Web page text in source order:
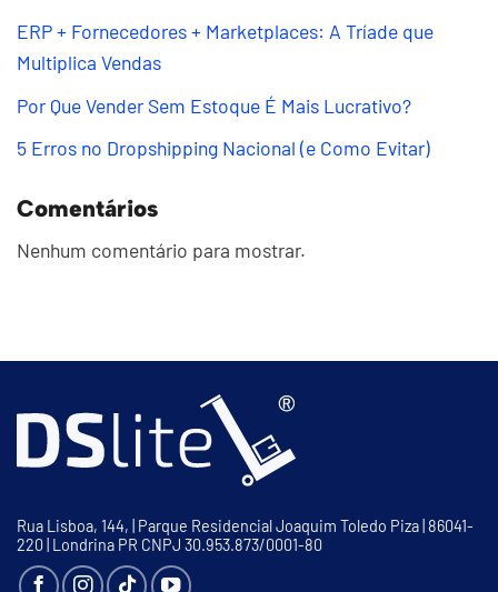
ERP + Fornecedores + Marketplaces: A Tríade que
Multiplica Vendas
Por Que Vender Sem Estoque É Mais Lucrativo?
5 Erros no Dropshipping Nacional (e Como Evitar)
Comentários
Nenhum comentário para mostrar.
Rua Lisboa, 144, | Parque Residencial Joaquim Toledo Piza | 86041-
220 | Londrina PR CNPJ 30.953.873/0001-80